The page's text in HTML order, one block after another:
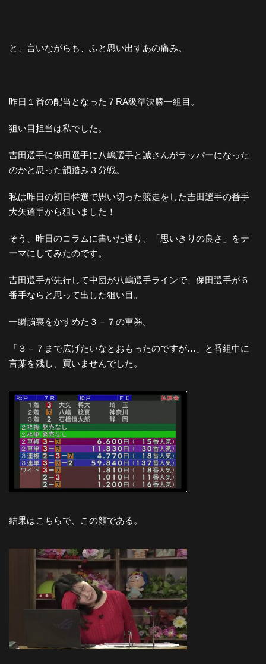
と、言いながらも、ふと思い出すあの痛み。
昨日１番の配当となった７RA級準決勝一組目。
狙い目担当は私でした。
吉田選手に保田選手に八嶋選手と誠さんがラッパーになった
のかと思った韻踏み３分戦。
私は昨日の初日特選で思い切った競走をした吉田選手の番手
大矢選手から狙いました！
そう、昨日のコラムに書いた通り、「思いきりの良さ」をテ
ーマにしてみたのです。
吉田選手が先行して中団が八嶋選手ラインで、保田選手が６
番手ならと思って出した狙い目。
一瞬脳裏をかすめた３－７の車券。
「３－７まで広げたいなとおもったのですが…」と番組中に
言葉を残し、買いませんでした。
結果はこちらで、この顔である。